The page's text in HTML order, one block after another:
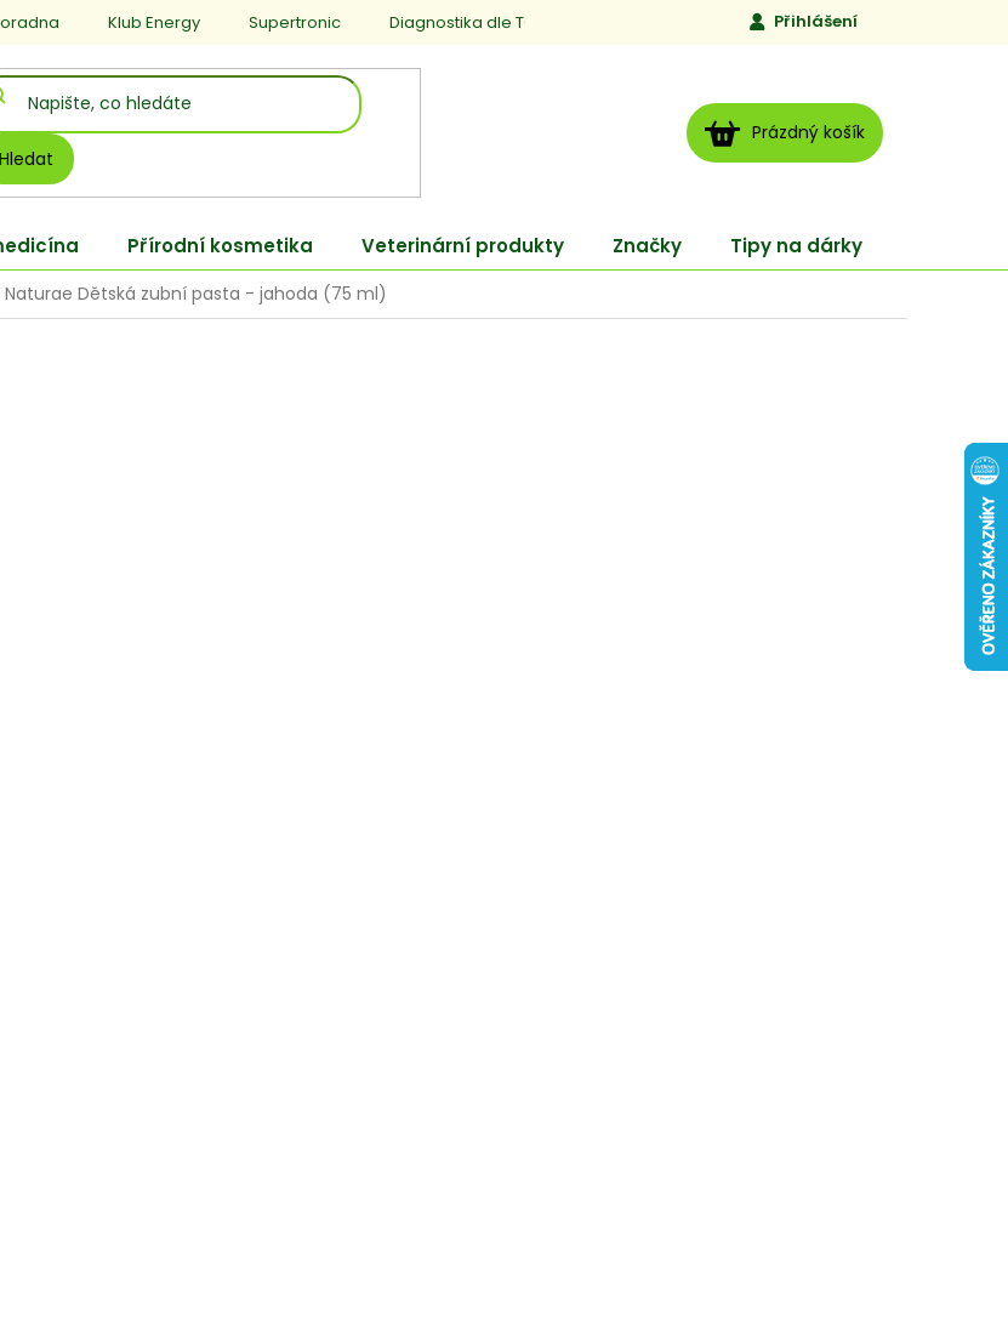
Klub Energy Supertronic Diagnostika dle TCM Jen to, čemu věříme
Přihlášení
Hledat
NÁKUPNÍ
KOŠÍK
Prázdný košík
Přírodní kosmetika Veterinární produkty Značky Tipy na dárky
Dětská zubní pasta - jahoda (75 ml)